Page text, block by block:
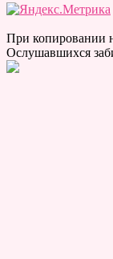
При копировании
Ослушавшихся